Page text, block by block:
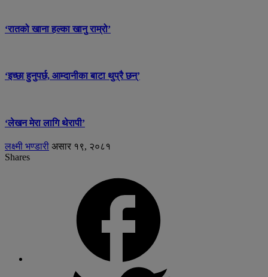
‘रातको खाना हल्का खानु राम्रो’
‘इच्छा हुनुपर्छ, आम्दानीका बाटा थुप्रै छन्’
‘लेखन मेरा लागि थेरापी’
लक्ष्मी भण्डारी असार १९, २०८१
Shares